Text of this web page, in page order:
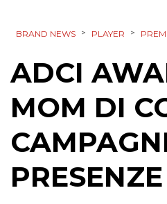
BRAND NEWS > PLAYER > PREMI
ADCI
MOM DI
PRESENZE